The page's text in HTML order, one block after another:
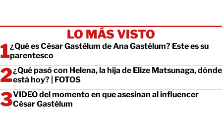
LO MÁS VISTO
¿Qué es César Gastélum de Ana Gastélum? Este es su
parentesco
¿Qué pasó con Helena, la hija de Elize Matsunaga, dónde
está hoy? | FOTOS
VIDEO del momento en que asesinan al influencer
César Gastélum